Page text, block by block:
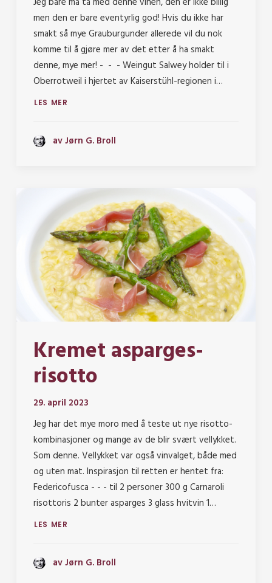
men den er bare eventyrlig god! Hvis du ikke har
smakt så mye Grauburgunder allerede vil du nok
komme til å gjøre mer av det etter å ha smakt
denne, mye mer! - - - Weingut Salwey holder til i
Oberrotweil i hjertet av Kaiserstühl-regionen i…
LES MER
av Jørn G. Broll
Kremet asparges-
risotto
29. april 2023
Jeg har det mye moro med å teste ut nye risotto-
kombinasjoner og mange av de blir svært vellykket.
Som denne. Vellykket var også vinvalget, både med
og uten mat. Inspirasjon til retten er hentet fra:
Federicofusca - - - til 2 personer 300 g Carnaroli
risottoris 2 bunter asparges 3 glass hvitvin 1…
LES MER
av Jørn G. Broll